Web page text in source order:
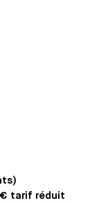
tarif réduit